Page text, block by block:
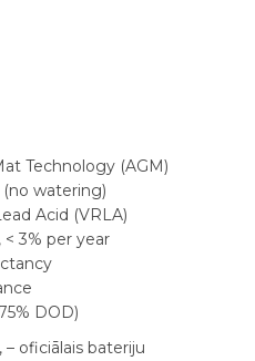
Technology (AGM)
watering)
Acid (VRLA)
3% per year
DOD)
– oficiālais bateriju